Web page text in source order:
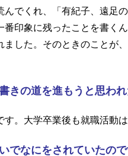
んでくれ、「有紀子、遠足
番印象に残ったことを書く
ました。そのときのことが
きの道を進もうと思われ
。大学卒業後も就職活動は
でなにをされていたので